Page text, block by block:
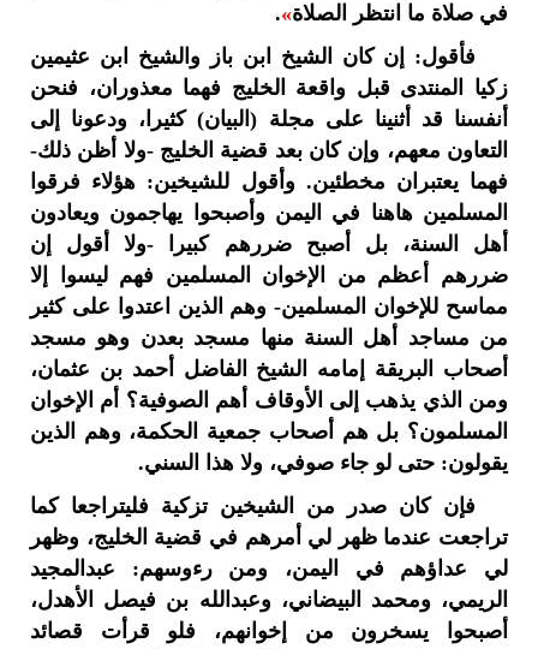
في صلاة ما انتظر الصلاة»
.
فأقول: إن كان الشيخ ابن باز والشيخ ابن عثيمين
زكيا المنتدى قبل واقعة الخليج فهما معذوران، فنحن
أنفسنا قد أثنينا على مجلة (البيان) كثيرا، ودعونا إلى
التعاون معهم، وإن كان بعد قضية الخليج -ولا أظن ذلك-
فهما يعتبران مخطئين. وأقول للشيخين: هؤلاء فرقوا
المسلمين هاهنا في اليمن وأصبحوا يهاجمون ويعادون
أهل السنة، بل أصبح ضررهم كبيرا -ولا أقول إن
ضررهم أعظم من الإخوان المسلمين فهم ليسوا إلا
مماسح للإخوان المسلمين- وهم الذين اعتدوا على كثير
من مساجد أهل السنة منها مسجد بعدن وهو مسجد
أصحاب البريقة إمامه الشيخ الفاضل أحمد بن عثمان،
ومن الذي يذهب إلى الأوقاف أهم الصوفية؟ أم الإخوان
المسلمون؟ بل هم أصحاب جمعية الحكمة، وهم الذين
يقولون: حتى لو جاء صوفي، ولا هذا السني.
فإن كان صدر من الشيخين تزكية فليتراجعا كما
تراجعت عندما ظهر لي أمرهم في قضية الخليج، وظهر
لي عداؤهم في اليمن، ومن رءوسهم: عبدالمجيد
الريمي، ومحمد البيضاني، وعبدالله بن فيصل الأهدل،
أصبحوا يسخرون من إخوانهم، فلو قرأت قصائد